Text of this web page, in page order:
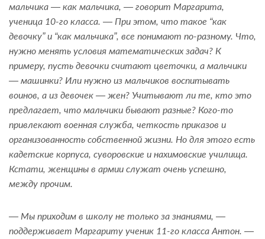
мальчика — как мальчика, — говорит Маргарита,
ученица 10-го класса. — При этом, что такое “как
девочку” и “как мальчика”, все понимают по-разному. Что,
нужно менять условия математических задач? К
примеру, пусть девочки считают цветочки, а мальчики
— машинки? Или нужно из мальчиков воспитывать
воинов, а из девочек — жен? Учитывают ли те, кто это
предлагает, что мальчики бывают разные? Кого-то
привлекают военная служба, четкость приказов и
организованность собственной жизни. Но для этого есть
кадетские корпуса, суворовские и нахимовские училища.
Кстати, женщины в армии служат очень успешно,
между прочим.
— Мы приходим в школу не только за знаниями, —
поддерживает Маргариту ученик 11-го класса Антон. —